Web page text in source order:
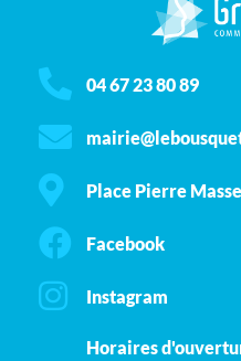
04 67 23 80 89
Place Pierre
Facebook
Instagram
Horaires